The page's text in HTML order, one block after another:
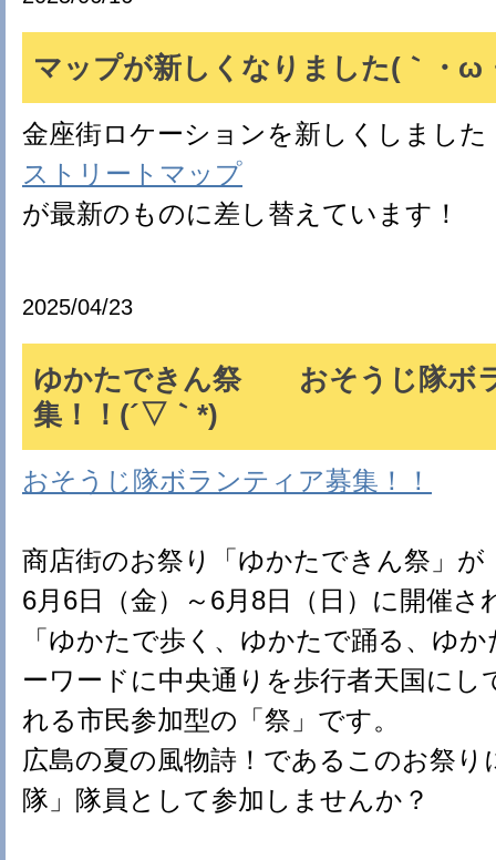
マップが新しくなりました(｀・ω
金座街ロケーションを新しくしました
ストリートマップ
が最新のものに差し替えています！
2025/04/23
ゆかたできん祭 おそうじ隊ボ
集！！(´▽｀*)
おそうじ隊ボランティア募集！！
商店街のお祭り「ゆかたできん祭」が
6月6日（金）～6月8日（日）に開催さ
「ゆかたで歩く、ゆかたで踊る、ゆ
ーワードに中央通りを歩行者天国にし
れる市民参加型の「祭」です。
広島の夏の風物詩！であるこのお祭り
隊」隊員として参加しませんか？